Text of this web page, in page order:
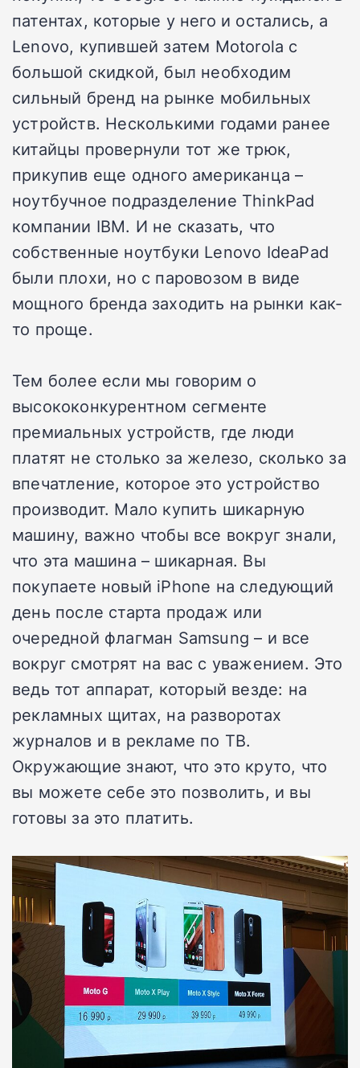
патентах, которые у него и остались, а
Lenovo, купившей затем Motorola с
большой скидкой, был необходим
сильный бренд на рынке мобильных
устройств. Несколькими годами ранее
китайцы провернули тот же трюк,
прикупив еще одного американца –
ноутбучное подразделение ThinkPad
компании IBM. И не сказать, что
собственные ноутбуки Lenovo IdeaPad
были плохи, но с паровозом в виде
мощного бренда заходить на рынки как-
то проще.
Тем более если мы говорим о
высококонкурентном сегменте
премиальных устройств, где люди
платят не столько за железо, сколько за
впечатление, которое это устройство
производит. Мало купить шикарную
машину, важно чтобы все вокруг знали,
что эта машина – шикарная. Вы
покупаете новый iPhone на следующий
день после старта продаж или
очередной флагман Samsung – и все
вокруг смотрят на вас с уважением. Это
ведь тот аппарат, который везде: на
рекламных щитах, на разворотах
журналов и в рекламе по ТВ.
Окружающие знают, что это круто, что
вы можете себе это позволить, и вы
готовы за это платить.